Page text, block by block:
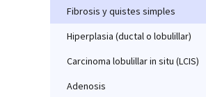
Fibrosis y quistes simples
Hiperplasia (ductal o lobulillar)
Carcinoma lobulillar in situ (LCIS)
Adenosis